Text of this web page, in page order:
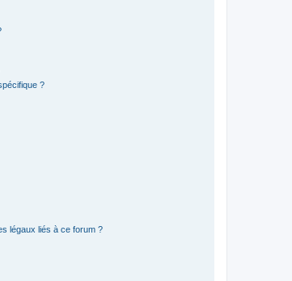
?
légaux liés à ce forum ?